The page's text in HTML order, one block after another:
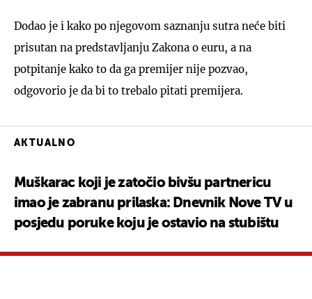
Dodao je i kako po njegovom saznanju sutra neće biti
prisutan na predstavljanju Zakona o euru, a na
potpitanje kako to da ga premijer nije pozvao,
odgovorio je da bi to trebalo pitati premijera.
AKTUALNO
Muškarac koji je zatočio bivšu partnericu
imao je zabranu prilaska: Dnevnik Nove TV u
posjedu poruke koju je ostavio na stubištu